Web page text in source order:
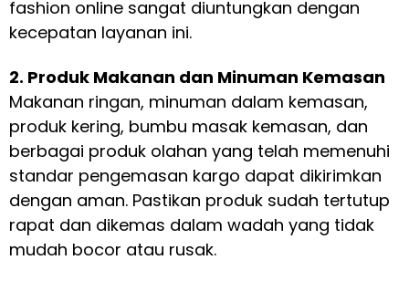
fashion online sangat diuntungkan dengan
kecepatan layanan ini.
2. Produk Makanan dan Minuman Kemasan
Makanan ringan, minuman dalam kemasan,
produk kering, bumbu masak kemasan, dan
berbagai produk olahan yang telah memenuhi
standar pengemasan kargo dapat dikirimkan
dengan aman. Pastikan produk sudah tertutup
rapat dan dikemas dalam wadah yang tidak
mudah bocor atau rusak.